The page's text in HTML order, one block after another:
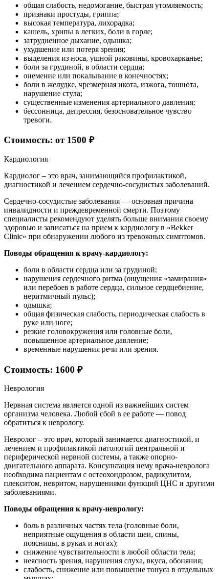
общая слабость, недомогание, быстрая утомляемость;
признаки простуды, гриппа;
высокая температура, лихорадка;
кашель, хрипы в легких, боли в горле;
затрудненное дыхание, одышка;
ухудшение или потеря зрения;
выделения из носа, ушной раковины, кровохарканье;
боли за грудиной, в области сердца;
онемение или покалывание в конечностях;
боли в желудке, чрезмерная икота, изжога, тошнота,
нарушение стула;
существенные изменения артериального давления;
бессонница, депрессия, безосновательное чувство
тревоги.
Стоимость: от 1500 ₽
Кардиология
Кардиолог – это врач, занимающийся профилактикой,
диагностикой и лечением сердечно-сосудистых заболеваний.
Сердечно-сосудистые заболевания — основная причина
инвалидности и преждевременной смерти. Поэтому
специалисты рекомендуют уделять больше внимания своему
здоровью и записаться на прием к кардиологу в «Bekker
Clinic» при обнаружении любого из тревожных симптомов.
Поводы обращения к врачу-кардиологу:
боли в области сердца или за грудиной;
нарушения сердечного ритма (ощущения «замирания»
или перебоев в работе сердца, сильное сердцебиение,
неритмичный пульс);
одышка;
общая физическая слабость, периодическая слабость в
руке или ноге;
резкие головокружения или головные боли,
повышенное артериальное давление;
временные нарушения речи или зрения.
Стоимость: 1600 ₽
Неврология
Нервная система является одной из важнейших систем
организма человека. Любой сбой в ее работе — повод
обратиться к неврологу.
Невролог – это врач, который занимается диагностикой, и
лечением и профилактикой патологий центральной и
периферической нервной системы, а также опорно-
двигательного аппарата. Консультация нему врача-невролога
необходима пациентам с остеохондрозом, радикулитом,
плекситом, невритом, нарушениями функций ЦНС и другими
заболеваниями.
Поводы обращения к врачу-неврологу:
боль в различных частях тела (головные боли,
неприятные ощущения в области шеи, спины,
поясницы, в руках и ногах);
снижение чувствительности в любой области тела;
неясность зрения, нарушения слуха, вкуса, обоняния;
слабость, снижение или повышение тонуса в отдельных